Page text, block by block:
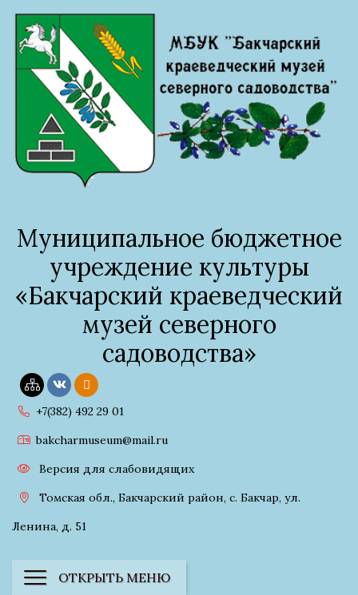
Муниципальное бюджетное
учреждение культуры
«Бакчарский краеведческий
музей северного
садоводства»
+7(382) 492 29 01
bakcharmuseum@mail.ru
Версия для слабовидящих
Томская обл., Бакчарский район, с. Бакчар, ул.
Ленина, д. 51
ОТКРЫТЬ МЕНЮ